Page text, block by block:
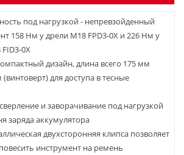
под нагрузкой - непревзойденный
158 Нм у дрели M18 FPD3-0X и 226 Нм у
0X
дизайн, длина всего 175 мм
для доступа в тесные
и заворачивание под нагрузкой
заряда аккумулятора
двухсторонняя клипса позволяет
инструмент на ремень